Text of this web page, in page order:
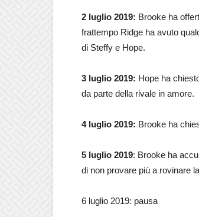
2 luglio 2019: Brooke ha
frattempo Ridge ha avuto
di Steffy e Hope.
3 luglio 2019: Hope ha
da parte della rivale in amore.
4 luglio 2019: Brooke ha
5 luglio 2019: Brooke ha
di non provare più a rovinare
6 luglio 2019: pausa